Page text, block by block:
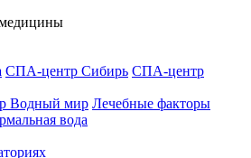
СПА-центр Сибирь СПА-центр
Водный мир Лечебные факторы
вода